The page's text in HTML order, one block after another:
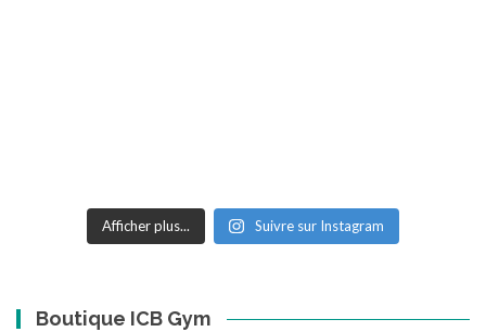
Afficher plus... Suivre sur Instagram
Boutique ICB Gym